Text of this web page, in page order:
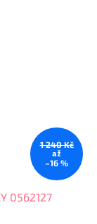
1 240 Kč
až
–16 %
0562127